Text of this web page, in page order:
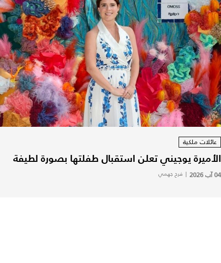
عائلات ملكية
الأميرة يوجيني تعلن استقبال طفلتها بصورة لطيفة
04 آب 2026 | فرح جهمي